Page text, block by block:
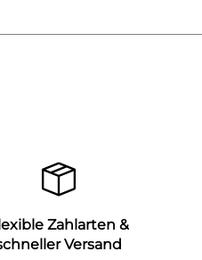
Zahlarten &
Versand